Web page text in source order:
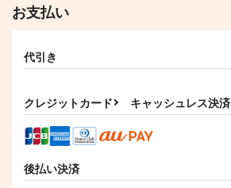
お支払い
代引き
クレジットカード キャッシュレス決済
後払い決済